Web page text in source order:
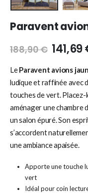
Paravent
188,90€ 141,69
LeParavent avions
ludique et raffinée avec
touches de vert.
aménager une chambre
un salon épuré. Son
s’accordent
une ambiance apaisée.
Apporte une touche
vert
Idéal pour coin